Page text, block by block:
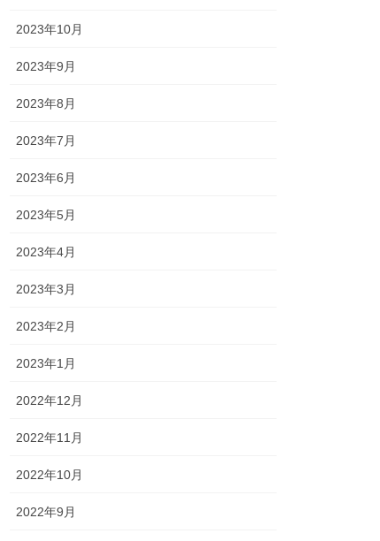
2023年10月
2023年9月
2023年8月
2023年7月
2023年6月
2023年5月
2023年4月
2023年3月
2023年2月
2023年1月
2022年12月
2022年11月
2022年10月
2022年9月